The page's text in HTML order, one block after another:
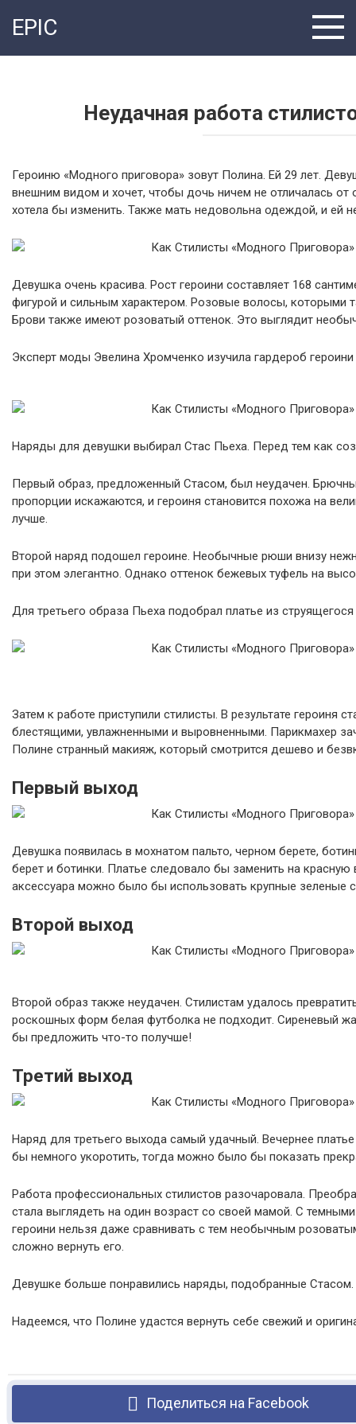
EPIC
Неудачная работа
Героиню «Модного приговора» зовут Полина. Ей 29 лет.
внешним видом и хочет, чтобы дочь ничем не отличалась
хотела бы изменить. Также мать недовольна одеждой, и ей
Девушка очень красива. Рост героини составляет 168
фигурой и сильным характером. Розовые волосы, которыми
Брови также имеют розоватый оттенок. Это выглядит
Эксперт моды Эвелина Хромченко изучила гардероб
Наряды для девушки выбирал Стас Пьеха. Перед тем как
Первый образ, предложенный Стасом, был неудачен.
пропорции искажаются, и героиня становится похожа на
лучше.
Второй наряд подошел героине. Необычные рюши внизу
при этом элегантно. Однако оттенок бежевых туфель на
Для третьего образа Пьеха подобрал платье из
Затем к работе приступили стилисты. В результате
блестящими, увлажненными и выровненными. Парикмахер
Полине странный макияж, который смотрится дешево и
Первый выход
Девушка появилась в мохнатом пальто, черном берете,
берет и ботинки. Платье следовало бы заменить на
аксессуара можно было бы использовать крупные зеленые
Второй выход
Второй образ также неудачен. Стилистам удалось
роскошных форм белая футболка не подходит. Сиреневый
бы предложить что-то получше!
Третий выход
Наряд для третьего выхода самый удачный. Вечернее
бы немного укоротить, тогда можно было бы показать
Работа профессиональных стилистов разочаровала.
стала выглядеть на один возраст со своей мамой. С
героини нельзя даже сравнивать с тем необычным
сложно вернуть его.
Девушке больше понравились наряды, подобранные
Надеемся, что Полине удастся вернуть себе свежий и
Поделиться на Facebook